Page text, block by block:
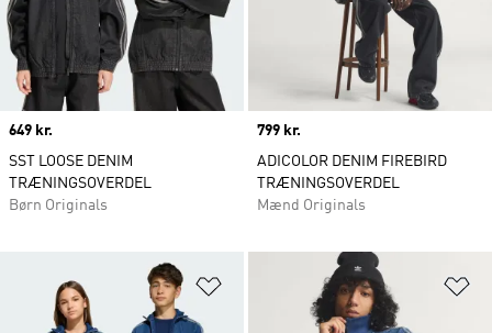
Price
649 kr.
SST LOOSE DENIM
TRÆNINGSOVERDEL
Børn Originals
Price
799 kr.
ADICOLOR DENIM FIREBIRD
TRÆNINGSOVERDEL
Mænd Originals
Føj til ønskeliste